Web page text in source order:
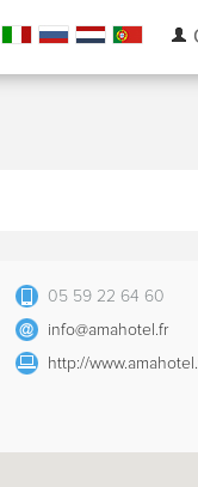
05 59 22 64 60
info@amahotel.fr
http://